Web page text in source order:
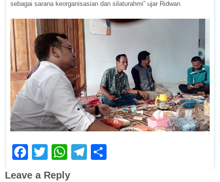
sebagai sarana keorganisasian dan silaturahmi” ujar Ridwan.
Facebook
TwitterWhatsApp
Telegram
Leave a Reply